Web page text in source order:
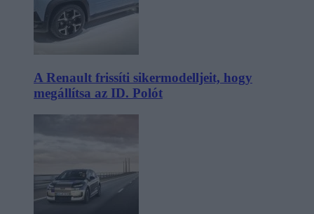
A Renault frissíti sikermodelljeit, hogy
megállítsa az ID. Polót